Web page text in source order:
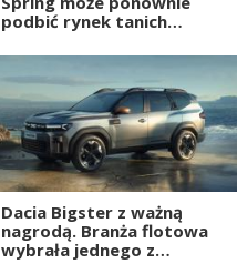
podbić rynek tanich
Dacia Bigster z ważną
nagrodą. Branża flotowa
wybrała jednego z